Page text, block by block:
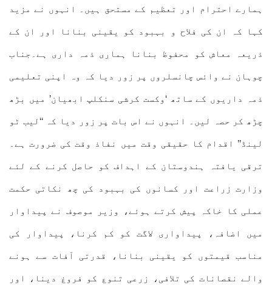
ہمارے احترام اور تعظیم کے مستحق ہیں۔ انہوں نے مزید
کہا کہ ان کی فلاح و بہبود کو یقینی بنانا اور ان کے
ذریعہ معاش کو محفوظ بنانا ہماری ذمہ داری ہے۔جناب
چوہان نے وائس چانسلروں پر زور دیا کہ وہ اپنی تعلیمی
ذمہ داریوں کے ساتھ ‘وکست کرشی سنکلپ ابھیان’ میں بڑھ
چڑھ کر حصہ لیں۔ انہوں نے اس بات پر زور دیا کہ ‘‘لیب ٹو
لینڈ’’ اقدام کا حقیقی وقت میں نفاذ وقت کی ضرورت ہے۔
ترقی یافتہ ہندوستان کے اہداف کو حاصل کرنے کے لئے
وزارت زراعت اور کسانوں کی بہبود کی چھ نکاتی حکمت
عملی کا خاکہ پیش کرتے ہوئے، وزیر موصوف نے پیداوار
میں اضافہ، پیداواری لاگت کو کم کرنا، پیداوار کی
مناسب قیمتوں کو یقینی بنانا، قدرتی آفات سے ہونے
والے نقصانات کی تلافی، زرعی تنوع کو فروغ دینا، اور